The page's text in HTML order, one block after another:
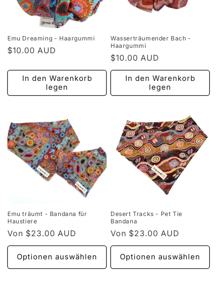
:
Emu Dreaming - Haargummi
Normaler
$10.00 AUD
In den Warenkorb
legen
Wasserträumender Bach -
Haargummi
Normaler
Preis
$10.00 AUD
In den Warenkorb
legen
Emu träumt - Bandana für
Haustiere
Normaler
Preis
Von $23.00 AUD
Optionen auswählen
Desert Tracks - Pet Tie
Bandana
Normaler
Preis
Von $23.00 AUD
Optionen auswählen